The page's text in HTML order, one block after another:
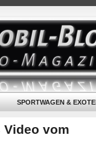
SPORTWAGEN &
Video vom